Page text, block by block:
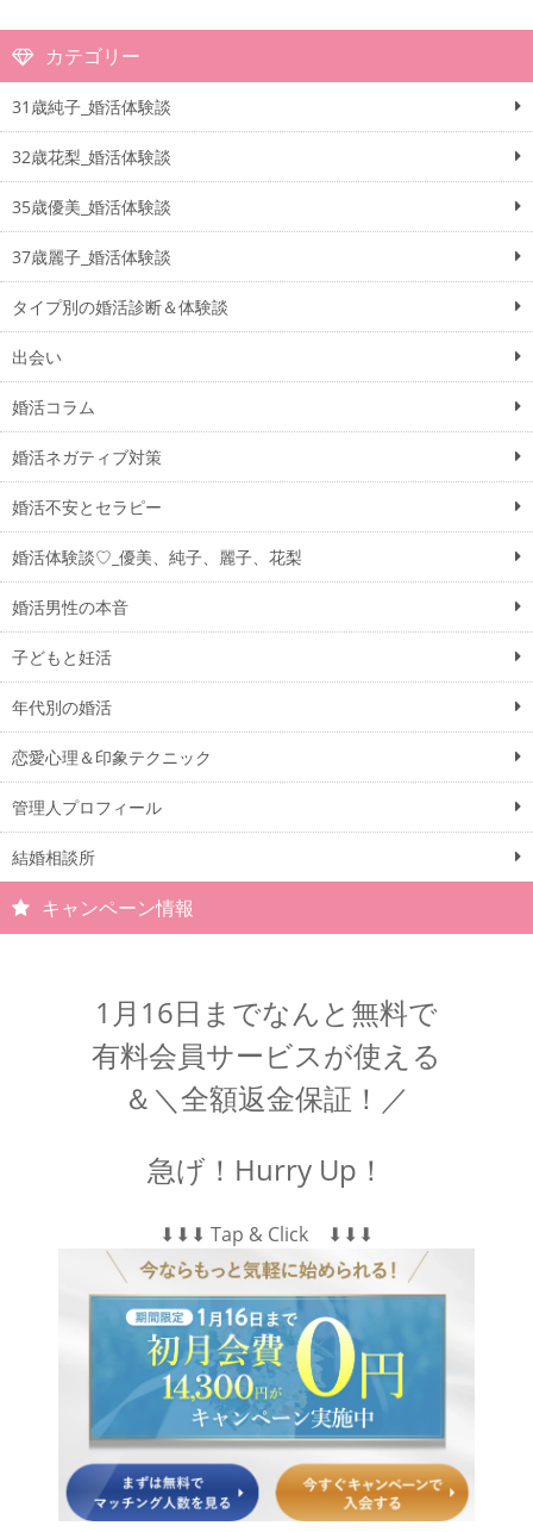
カテゴリー
31歳純子_婚活体験談
32歳花梨_婚活体験談
35歳優美_婚活体験談
37歳麗子_婚活体験談
タイプ別の婚活診断＆体験談
出会い
婚活コラム
婚活ネガティブ対策
婚活不安とセラピー
婚活体験談♡_優美、純子、麗子、花梨
婚活男性の本音
子どもと妊活
年代別の婚活
恋愛心理＆印象テクニック
管理人プロフィール
結婚相談所
キャンペーン情報
1月16日までなんと無料で
有料会員サービスが使える
＆＼全額返金保証！／
急げ！Hurry Up！
⬇︎⬇︎⬇︎ Tap & Click ⬇︎⬇︎⬇︎